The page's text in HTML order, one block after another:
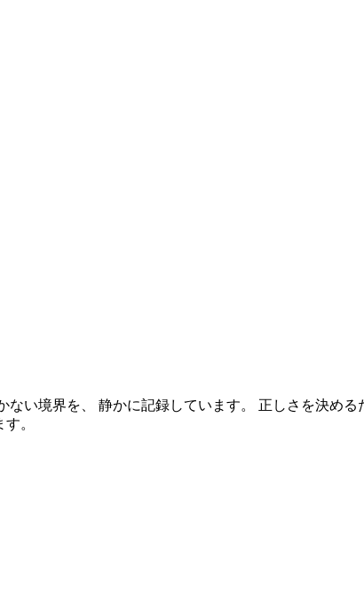
い境界を、 静かに記録しています。 正しさを決める
。